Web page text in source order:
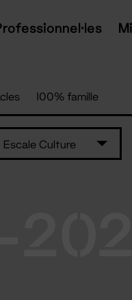
100% famille
Escale Culture